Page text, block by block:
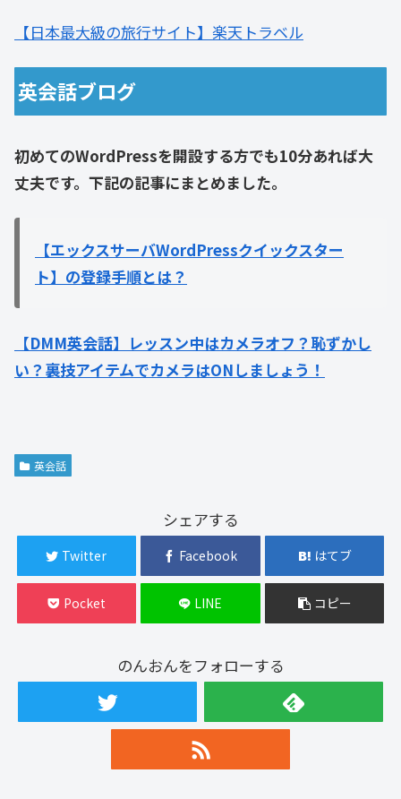
【日本最大級の旅行サイト】楽天トラベル
英会話ブログ
初めてのWordPressを開設する方でも10分あれば大
丈夫です。下記の記事にまとめました。
【エックスサーバWordPressクイックスター
ト】の登録手順とは？
【DMM英会話】レッスン中はカメラオフ？恥ずかし
い？裏技アイテムでカメラはONしましょう！
英会話
シェアする
Twitter Facebook はてブ
Pocket LINE コピー
のんおんをフォローする